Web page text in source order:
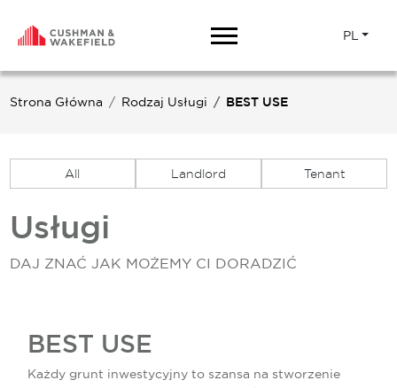
PL
Strona Główna Rodzaj Usługi BEST USE
All Landlord Tenant
Usługi
DAJ ZNAĆ JAK MOŻEMY CI DORADZIĆ
BEST USE
Każdy grunt inwestycyjny to szansa na stworzenie